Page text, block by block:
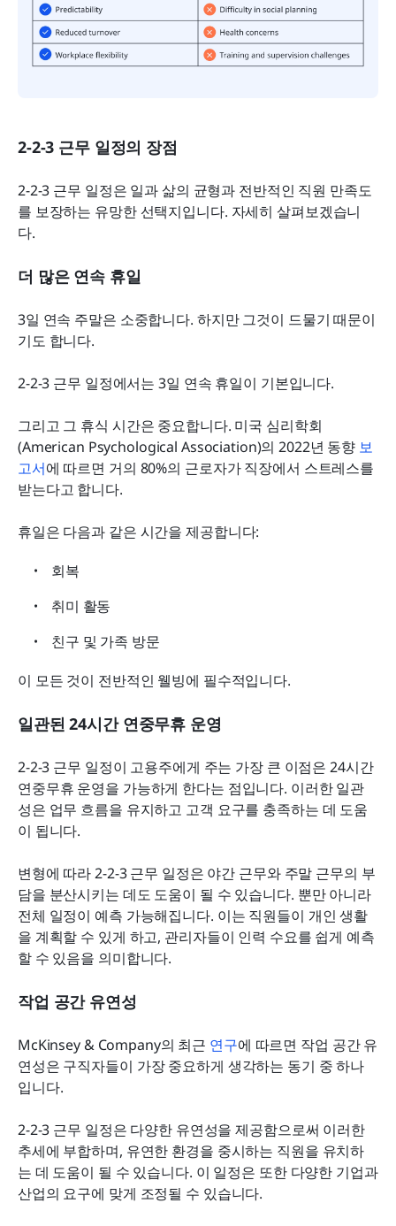
2-2-3 근무 일정의 장점
2-2-3 근무 일정은 일과 삶의 균형과 전반적인 직원 만족도
를 보장하는 유망한 선택지입니다. 자세히 살펴보겠습니
다.
더 많은 연속 휴일
3일 연속 주말은 소중합니다. 하지만 그것이 드물기 때문이
기도 합니다.
2-2-3 근무 일정에서는 3일 연속 휴일이 기본입니다.
그리고 그 휴식 시간은 중요합니다. 미국 심리학회
(American Psychological Association)의 2022년 동향 보
고서에 따르면 거의 80%의 근로자가 직장에서 스트레스를
받는다고 합니다.
휴일은 다음과 같은 시간을 제공합니다:
회복
취미 활동
친구 및 가족 방문
이 모든 것이 전반적인 웰빙에 필수적입니다.
일관된 24시간 연중무휴 운영
2-2-3 근무 일정이 고용주에게 주는 가장 큰 이점은 24시간
연중무휴 운영을 가능하게 한다는 점입니다. 이러한 일관
성은 업무 흐름을 유지하고 고객 요구를 충족하는 데 도움
이 됩니다.
변형에 따라 2-2-3 근무 일정은 야간 근무와 주말 근무의 부
담을 분산시키는 데도 도움이 될 수 있습니다. 뿐만 아니라
전체 일정이 예측 가능해집니다. 이는 직원들이 개인 생활
을 계획할 수 있게 하고, 관리자들이 인력 수요를 쉽게 예측
할 수 있음을 의미합니다.
작업 공간 유연성
McKinsey & Company의 최근 연구에 따르면 작업 공간 유
연성은 구직자들이 가장 중요하게 생각하는 동기 중 하나
입니다.
2-2-3 근무 일정은 다양한 유연성을 제공함으로써 이러한
추세에 부합하며, 유연한 환경을 중시하는 직원을 유치하
는 데 도움이 될 수 있습니다. 이 일정은 또한 다양한 기업과
산업의 요구에 맞게 조정될 수 있습니다.